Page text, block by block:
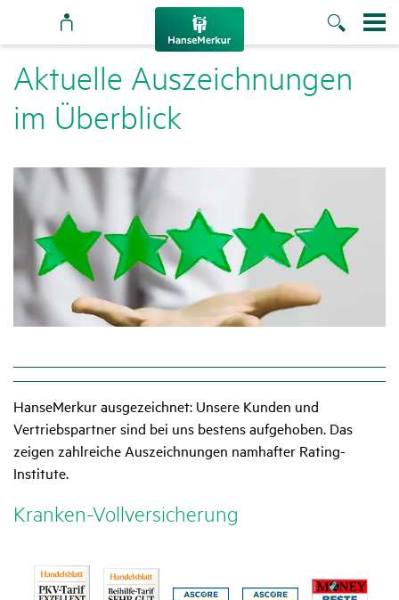
Aktu­elle Auszeich­nungen
im Über­blick
HanseMerkur ausgezeichnet: Unsere Kunden und
Vertriebspartner sind bei uns bestens aufgehoben. Das
zeigen zahlreiche Auszeichnungen namhafter Rating-
Institute.
Kranken-Voll­ver­si­che­rung